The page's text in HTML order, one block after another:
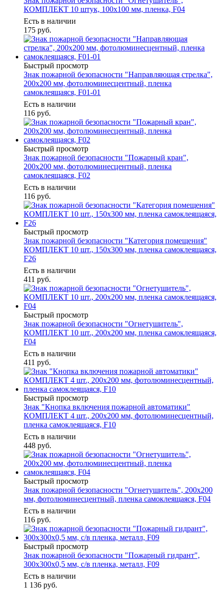
КОМПЛЕКТ 10 штук, 100х100 мм, пленка, F04
Есть в наличии
175 руб.
Быстрый просмотр
Знак пожарной безопасности "Направляющая стрелка",
200х200 мм, фотолюминесцентный, пленка
самоклеящаяся, F01-01
Есть в наличии
116 руб.
Быстрый просмотр
Знак пожарной безопасности "Пожарный кран",
200х200 мм, фотолюминесцентный, пленка
самоклеящаяся, F02
Есть в наличии
116 руб.
Быстрый просмотр
Знак пожарной безопасности "Категория помещения"
КОМПЛЕКТ 10 шт., 150х300 мм, пленка самоклеящаяся,
F26
Есть в наличии
411 руб.
Быстрый просмотр
Знак пожарной безопасности "Огнетушитель",
КОМПЛЕКТ 10 шт., 200х200 мм, пленка самоклеящаяся,
F04
Есть в наличии
411 руб.
Быстрый просмотр
Знак "Кнопка включения пожарной автоматики"
КОМПЛЕКТ 4 шт., 200х200 мм, фотолюминесцентный,
пленка самоклеящаяся, F10
Есть в наличии
448 руб.
Быстрый просмотр
Знак пожарной безопасности "Огнетушитель", 200х200
мм, фотолюминесцентный, пленка самоклеящаяся, F04
Есть в наличии
116 руб.
Быстрый просмотр
Знак пожарной безопасности "Пожарный гидрант",
300х300х0,5 мм, с/в пленка, металл, F09
Есть в наличии
1 136 руб.